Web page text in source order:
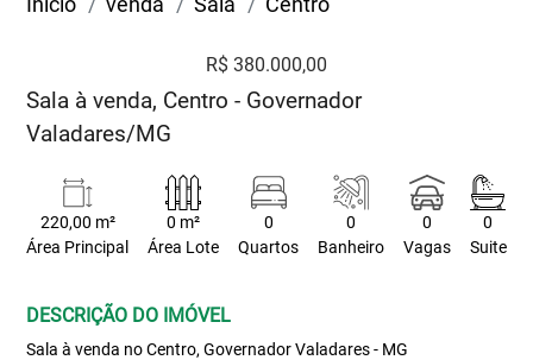
R$ 380.000,00
Sala à venda, Centro - Governador
Valadares/MG
220,00 m²
Área Principal
0 m²
Área Lote
0
Quartos
0
Banheiro
0
Vagas
0
Suite
DESCRIÇÃO DO IMÓVEL
Sala à venda no Centro, Governador Valadares - MG